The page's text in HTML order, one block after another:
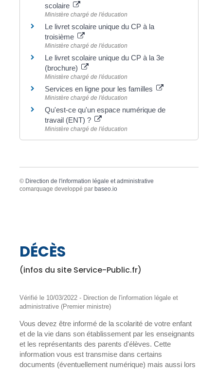
scolaire
Ministère chargé de l'éducation
Le livret scolaire unique du CP à la
troisième
Ministère chargé de l'éducation
Le livret scolaire unique du CP à la 3e
(brochure)
Ministère chargé de l'éducation
Services en ligne pour les familles
Ministère chargé de l'éducation
Qu'est-ce qu'un espace numérique de
travail (ENT) ?
Ministère chargé de l'éducation
© Direction de l'information légale et administrative
comarquage developpé par baseo.io
DÉCÈS
(infos du site Service-Public.fr)
Vérifié le 10/03/2022 - Direction de l'information légale et
administrative (Premier ministre)
Vous devez être informé de la scolarité de votre enfant
et de la vie dans son établissement par les enseignants
et les représentants des parents d'élèves. Cette
information vous est transmise dans certains
documents (éventuellement numérique) mais aussi lors